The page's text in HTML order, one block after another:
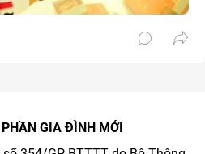
PHẦN GIA ĐÌNH MỚI